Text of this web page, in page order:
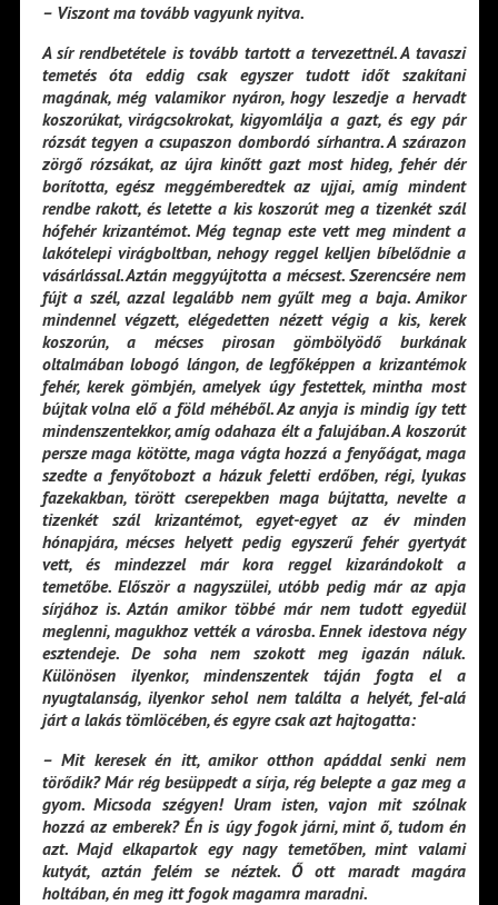
– Viszont ma tovább vagyunk nyitva.
A sír rendbetétele is tovább tartott a tervezettnél. A tavaszi
temetés óta eddig csak egyszer tudott időt szakítani
magának, még valamikor nyáron, hogy leszedje a hervadt
koszorúkat, virágcsokrokat, kigyomlálja a gazt, és egy pár
rózsát tegyen a csupaszon dombordó sírhantra. A szárazon
zörgő rózsákat, az újra kinőtt gazt most hideg, fehér dér
borította, egész meggémberedtek az ujjai, amíg mindent
rendbe rakott, és letette a kis koszorút meg a tizenkét szál
hófehér krizantémot. Még tegnap este vett meg mindent a
lakótelepi virágboltban, nehogy reggel kelljen bíbelődnie a
vásárlással. Aztán meggyújtotta a mécsest. Szerencsére nem
fújt a szél, azzal legalább nem gyűlt meg a baja. Amikor
mindennel végzett, elégedetten nézett végig a kis, kerek
koszorún, a mécses pirosan gömbölyödő burkának
oltalmában lobogó lángon, de legfőképpen a krizantémok
fehér, kerek gömbjén, amelyek úgy festettek, mintha most
bújtak volna elő a föld méhéből. Az anyja is mindig így tett
mindenszentekkor, amíg odahaza élt a falujában. A koszorút
persze maga kötötte, maga vágta hozzá a fenyőágat, maga
szedte a fenyőtobozt a házuk feletti erdőben, régi, lyukas
fazekakban, törött cserepekben maga bújtatta, nevelte a
tizenkét szál krizantémot, egyet-egyet az év minden
hónapjára, mécses helyett pedig egyszerű fehér gyertyát
vett, és mindezzel már kora reggel kizarándokolt a
temetőbe. Először a nagyszülei, utóbb pedig már az apja
sírjához is. Aztán amikor többé már nem tudott egyedül
meglenni, magukhoz vették a városba. Ennek idestova négy
esztendeje. De soha nem szokott meg igazán náluk.
Különösen ilyenkor, mindenszentek táján fogta el a
nyugtalanság, ilyenkor sehol nem találta a helyét, fel-alá
járt a lakás tömlöcében, és egyre csak azt hajtogatta:
– Mit keresek én itt, amikor otthon apáddal senki nem
törődik? Már rég besüppedt a sírja, rég belepte a gaz meg a
gyom. Micsoda szégyen! Uram isten, vajon mit szólnak
hozzá az emberek? Én is úgy fogok járni, mint ő, tudom én
azt. Majd elkapartok egy nagy temetőben, mint valami
kutyát, aztán felém se néztek. Ő ott maradt magára
holtában, én meg itt fogok magamra maradni.